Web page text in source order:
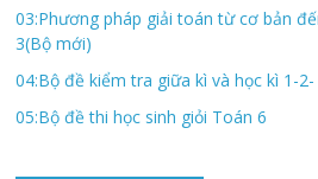
03:Phương pháp giải toán từ cơ bản
3(Bộ mới)
04:Bộ đề kiểm tra giữa kì và học kì 1-
05:Bộ đề thi học sinh giỏi Toán 6